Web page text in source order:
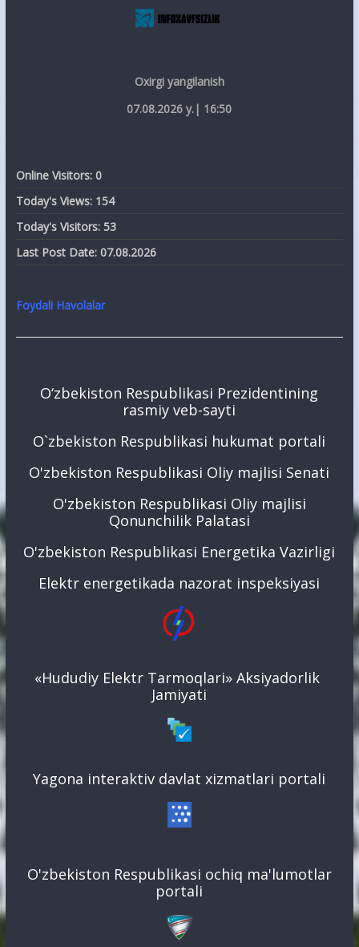
Oxirgi yangilanish
07.08.2026 y.| 16:50
Online Visitors: 0
Today's Views: 154
Today's Visitors: 53
Last Post Date: 07.08.2026
Foydali Havolalar
O‘zbekiston Respublikasi Prezidentining
rasmiy veb-sayti
O`zbekiston Respublikasi hukumat portali
O'zbekiston Respublikasi Oliy majlisi Senati
O'zbekiston Respublikasi Oliy majlisi
Qonunchilik Palatasi
O'zbekiston Respublikasi Energetika Vazirligi
Elektr energetikada nazorat inspeksiyasi
«Hududiy Elektr Tarmoqlari» Aksiyadorlik
Jamiyati
Yagona interaktiv davlat xizmatlari portali
O'zbekiston Respublikasi ochiq ma'lumotlar
portali